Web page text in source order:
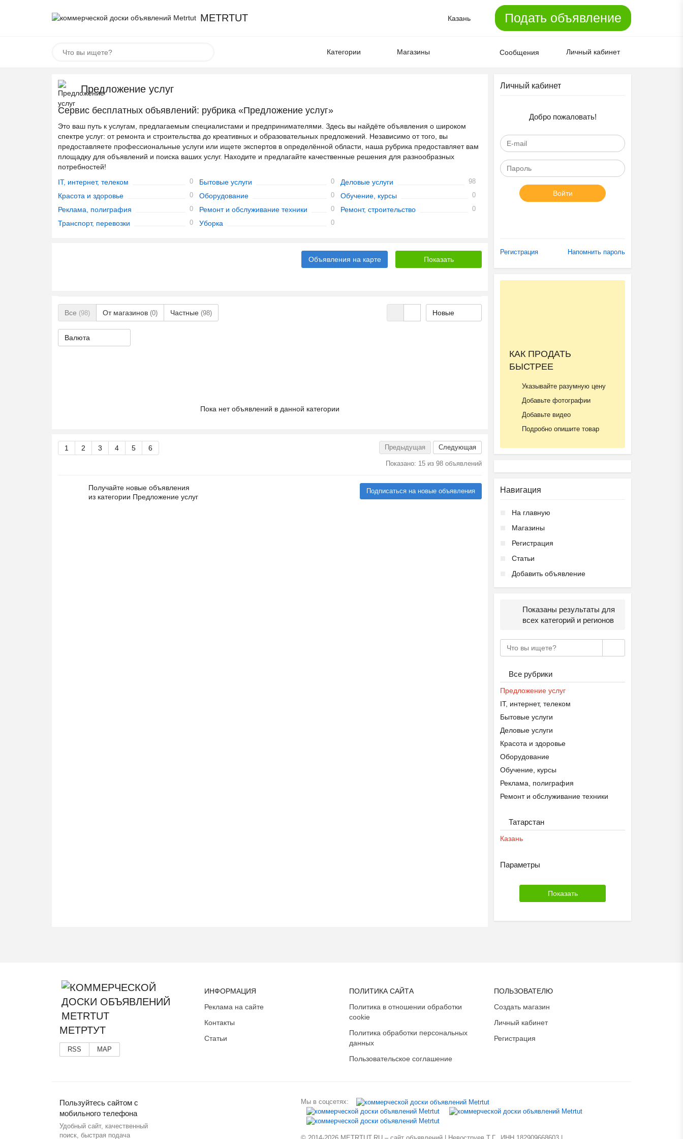
METRTUT Казань Подать объявление
Категории Магазины Сообщения Личный кабинет
Предложение услуг
Сервис бесплатных объявлений: рубрика «Предложение услуг»
Это ваш путь к услугам, предлагаемым специалистами и предпринимателями. Здесь вы найдёте объявления о широком
спектре услуг: от ремонта и строительства до креативных и образовательных предложений. Независимо от того, вы
предоставляете профессиональные услуги или ищете экспертов в определённой области, наша рубрика предоставляет вам
площадку для объявлений и поиска ваших услуг. Находите и предлагайте качественные решения для разнообразных
потребностей!
IT, интернет, телеком
0 Бытовые услуги 0 Деловые услуги 98
Красота и здоровье 0 Оборудование 0 Обучение, курсы 0
Реклама, полиграфия 0 Ремонт и обслуживание техники 0 Ремонт, строительство 0
Транспорт, перевозки 0 Уборка 0
Объявления на карте
Все (98) От магазинов (0) Частные (98)
Валюта
Пока нет объявлений в данной категории
1 2 3 4 5 6 Предыдущая Следующая
Показано: 15 из 98 объявлений
Получайте новые объявления
из категории Предложение услуг
Подписаться на новые объявления
Личный кабинет
Добро пожаловать!
Войти
Регистрация Напомнить пароль
КАК ПРОДАТЬ
БЫСТРЕЕ
Указывайте разумную цену
Добавьте фотографии
Добавьте видео
Подробно опишите товар
Навигация
На главную
Магазины
Регистрация
Статьи
Добавить объявление
Показаны результаты для
всех категорий и регионов
Все рубрики
Предложение услуг
IT, интернет, телеком
Бытовые услуги
Деловые услуги
Красота и здоровье
Оборудование
Обучение, курсы
Реклама, полиграфия
Ремонт и обслуживание техники
Транспорт, перевозки
Уборка
Татарстан
Казань
Параметры
МЕТРТУТ
RSS MAP
ИНФОРМАЦИЯ
Реклама на сайте
Контакты
Статьи
ПОЛИТИКА САЙТА
Политика в отношении обработки
cookie
Политика обработки персональных
данных
Пользовательское соглашение
ПОЛЬЗОВАТЕЛЮ
Создать магазин
Личный кабинет
Регистрация
Пользуйтесь сайтом с
мобильного телефона
Удобный сайт, качественный
поиск, быстрая подача
Мы в соцсетях: